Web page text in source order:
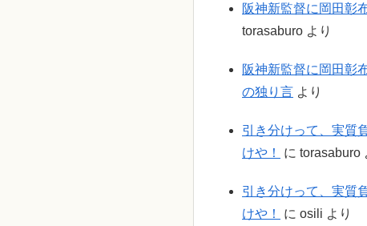
阪神新監督に岡田彰
torasaburo より
阪神新監督に岡田彰
の独り言 より
引き分けって、実質
けや！
に torasaburo
引き分けって、実質
けや！
に osili より